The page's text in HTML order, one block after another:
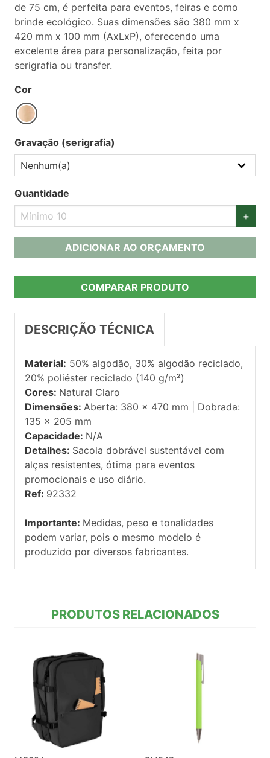
de 75 cm, é perfeita para eventos, feiras e como
brinde ecológico. Suas dimensões são 380 mm x
420 mm x 100 mm (AxLxP), oferecendo uma
excelente área para personalização, feita por
serigrafia ou transfer.
Cor
Gravação (serigrafia)
Quantidade
+
ADICIONAR AO ORÇAMENTO
COMPARAR PRODUTO
DESCRIÇÃO TÉCNICA
Material: 50% algodão, 30% algodão reciclado,
20% poliéster reciclado (140 g/m²)
Cores: Natural Claro
Dimensões: Aberta: 380 x 470 mm | Dobrada:
135 x 205 mm
Capacidade: N/A
Detalhes: Sacola dobrável sustentável com
alças resistentes, ótima para eventos
promocionais e uso diário.
Ref: 92332
Importante: Medidas, peso e tonalidades
podem variar, pois o mesmo modelo é
produzido por diversos fabricantes.
PRODUTOS RELACIONADOS